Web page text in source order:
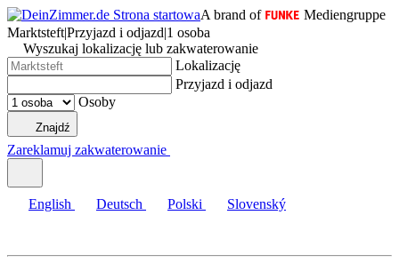
A brand of
Mediengruppe
Marktsteft|Przyjazd i odjazd|1 osoba
Wyszukaj lokalizację lub zakwaterowanie
Lokalizację
Przyjazd i odjazd
Osoby
Znajdź
Zareklamuj zakwaterowanie
English Deutsch Polski Slovenský